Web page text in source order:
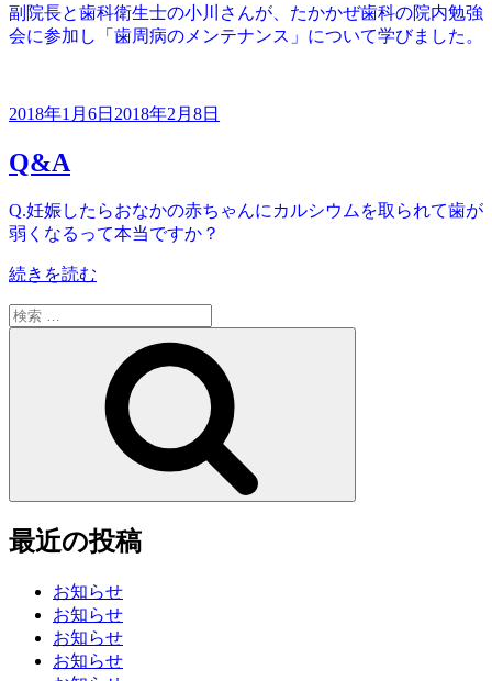
副院長と歯科衛生士の小川さんが、たかかぜ歯科の院内勉強
会に参加し「歯周病のメンテナンス」について学びました。
投
日:
2018年1月6日 2018年2月8日
Q&A
Q.妊娠したらおなかの赤ちゃんにカルシウムを取られて歯が
弱くなるって本当ですか？
“Q&A”
続きを読む
検
索:
最近の投稿
お知らせ
お知らせ
お知らせ
お知らせ